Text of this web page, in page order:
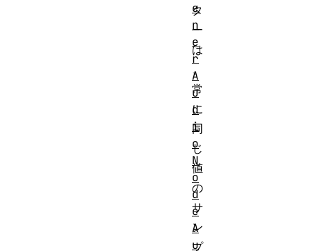
タ
ー
は
、
常
に
同
じ
値
の
サ
ン
プ
e
n
e
r
A
u
d
i
o
N
o
d
e
A
u